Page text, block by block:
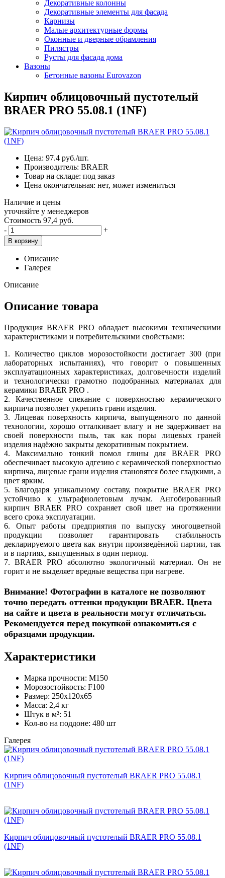
Декоративные колонны
Декоративные элементы для фасада
Карнизы
Малые архитектурные формы
Оконные и дверные обрамления
Пилястры
Русты для фасада дома
Вазоны
Бетонные вазоны Eurovazon
Кирпич облицовочный пустотелый
BRAER PRO 55.08.1 (1NF)
Цена: 97.4 руб./шт.
Производитель: BRAER
Товар на складе: под заказ
Цена окончательная: нет, может измениться
Наличие и цены
уточняйте у менеджеров
Стоимость 97,4 руб.
-
+
В корзину
Описание
Галерея
Описание
Описание товара
Продукция BRAER PRO обладает высокими техническими
характеристиками и потребительскими свойствами:
1. Количество циклов морозостойкости достигает 300 (при
лабораторных испытаниях), что говорит о повышенных
эксплуатационных характеристиках, долговечности изделий
и технологически грамотно подобранных материалах для
керамики BRAER PRO .
2. Качественное спекание с поверхностью керамического
кирпича позволяет укрепить грани изделия.
3. Лицевая поверхность кирпича, выпущенного по данной
технологии, хорошо отталкивает влагу и не задерживает на
своей поверхности пыль, так как поры лицевых граней
изделия надёжно закрыты декоративным покрытием.
4. Максимально тонкий помол глины для BRAER PRO
обеспечивает высокую адгезию с керамической поверхностью
кирпича, лицевые грани изделия становятся более гладкими, а
цвет ярким.
5. Благодаря уникальному составу, покрытие BRAER PRO
устойчиво к ультрафиолетовым лучам. Ангобированный
кирпич BRAER PRO сохраняет свой цвет на протяжении
всего срока эксплуатации.
6. Опыт работы предприятия по выпуску многоцветной
продукции позволяет гарантировать стабильность
декларируемого цвета как внутри произведённой партии, так
и в партиях, выпущенных в один период.
7. BRAER PRO абсолютно экологичный материал. Он не
горит и не выделяет вредные вещества при нагреве.
Внимание! Фотографии в каталоге не позволяют
точно передать оттенки продукции BRAER. Цвета
на сайте и цвета в реальности могут отличаться.
Рекомендуется перед покупкой ознакомиться с
образцами продукции.
Характеристики
Марка прочности: М150
Морозостойкость: F100
Размер: 250х120х65
Масса: 2,4 кг
Штук в м²: 51
Кол-во на поддоне: 480 шт
Галерея
Кирпич облицовочный пустотелый BRAER PRO 55.08.1
(1NF)
Кирпич облицовочный пустотелый BRAER PRO 55.08.1
(1NF)